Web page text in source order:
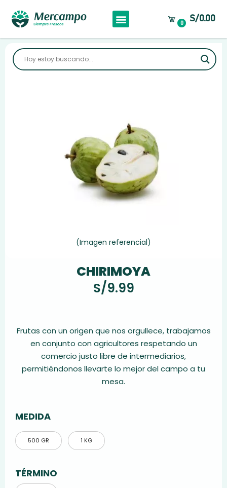
0 S/0.00
(Imagen referencial)
CHIRIMOYA
S/9.99
Frutas con un origen que nos orgullece, trabajamos
en conjunto con agricultores respetando un
comercio justo libre de intermediarios,
permitiéndonos llevarte lo mejor del campo a tu
mesa.
MEDIDA
500 GR 1 KG
TÉRMINO